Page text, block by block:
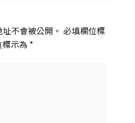
不會被公開。 必填欄位標
示為 *